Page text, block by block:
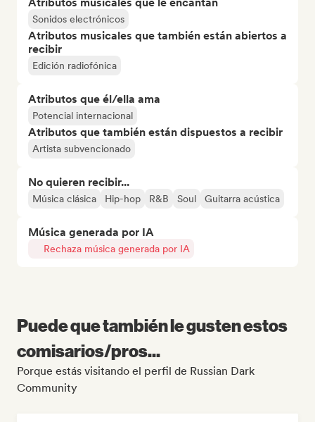
Sonidos electrónicos
Atributos musicales que también están abiertos a
recibir
Edición radiofónica
Atributos que él/ella ama
Potencial internacional
Atributos que también están dispuestos a recibir
Artista subvencionado
No quieren recibir...
Música clásica Hip-hop R&B Soul Guitarra acústica
Música generada por IA
Rechaza música generada por IA
Puede que también le gusten estos
comisarios/pros...
Porque estás visitando el perfil de Russian Dark
Community